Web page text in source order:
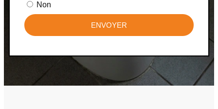
Non
ENVOYER